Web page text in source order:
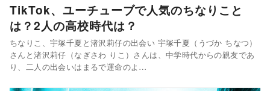
TikTok、ユーチューブで人気のちなりこと
は？2人の高校時代は？
ちなりこ、宇塚千夏と渚沢莉仔の出会い 宇塚千夏（うづか ちなつ）
さんと渚沢莉仔（なぎさわ りこ）さんは、中学時代からの親友であ
り、二人の出会いはまるで運命のよ…